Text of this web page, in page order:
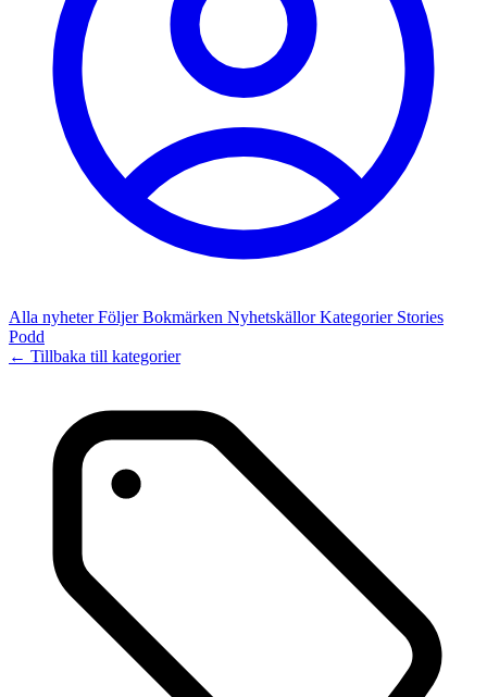
Alla nyheterFöljerBokmärken NyhetskällorKategorier Stories
Podd
← Tillbaka till kategorier